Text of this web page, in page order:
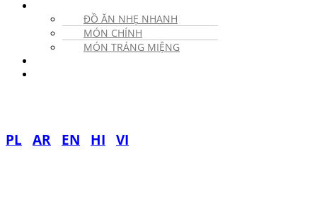
ĐỒ ĂN NHẸ NHANH
MÓN CHÍNH
MÓN TRÁNG MIỆNG
PL AR EN HI VI